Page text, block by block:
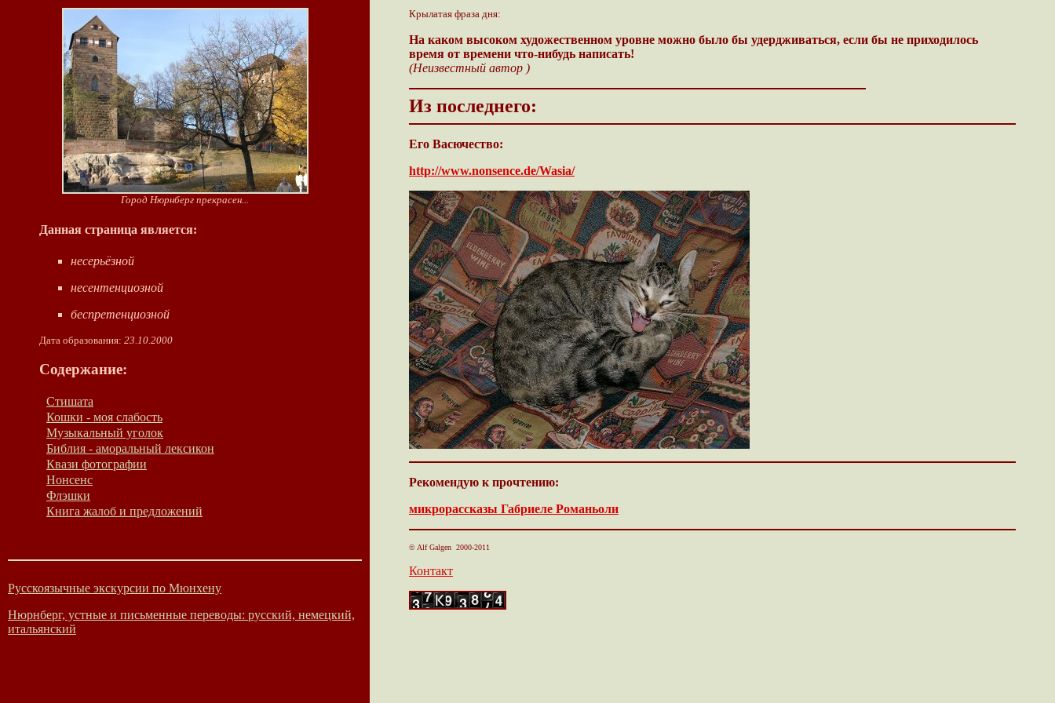
Город Нюрнберг прекрасен...
Данная страница является:
несерьёзной
несентенциозной
беспретенциозной
Дата образования: 23.10.2000
Содержание:
Стишата
Кошки - моя слабость
Музыкальный уголок
Библия - аморальный лексикон
Квази фотографии
Нонсенс
Флэшки
Книга жалоб и предложений
Русскоязычные экскурсии по Мюнхену
Нюрнберг, устные и письменные переводы: русский, немецкий,
итальянский
Крылатая фраза дня:
На каком высоком художественном уровне можно было бы удердживаться, если бы не приходилось
время от времени что-нибудь написать!
(Неизвестный автор )
Из последнего:
Его Васючество:
http://www.nonsence.de/Wasia/
Рекомендую к прочтению:
микрорассказы Габриеле Романьоли
© Alf Galgen 2000-2011
Контакт